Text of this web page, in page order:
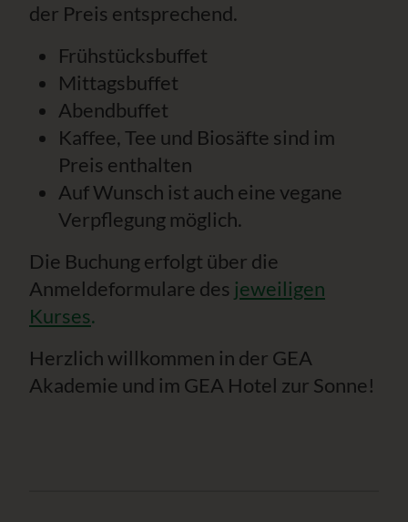
der Preis entsprechend.
Frühstücksbuffet
Mittagsbuffet
Abendbuffet
Kaffee, Tee und Biosäfte sind im
Preis enthalten
Auf Wunsch ist auch eine vegane
Verpflegung möglich.
Die Buchung erfolgt über die
Anmeldeformulare des jeweiligen
Kurses.
Herzlich willkommen in der GEA
Akademie und im GEA Hotel zur Sonne!